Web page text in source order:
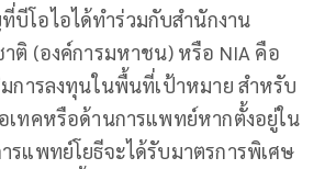
บีโอไอได้ทำร่วมกับสำนักงาน
ติ (องค์การมหาชน) หรือ NIA คือ
มการลงทุนในพื้นที่เป้าหมาย สำหรับ
เทคหรือด้านการแพทย์หากตั้งอยู่ใน
รแพทย์โยธีจะได้รับมาตรการพิเศษ